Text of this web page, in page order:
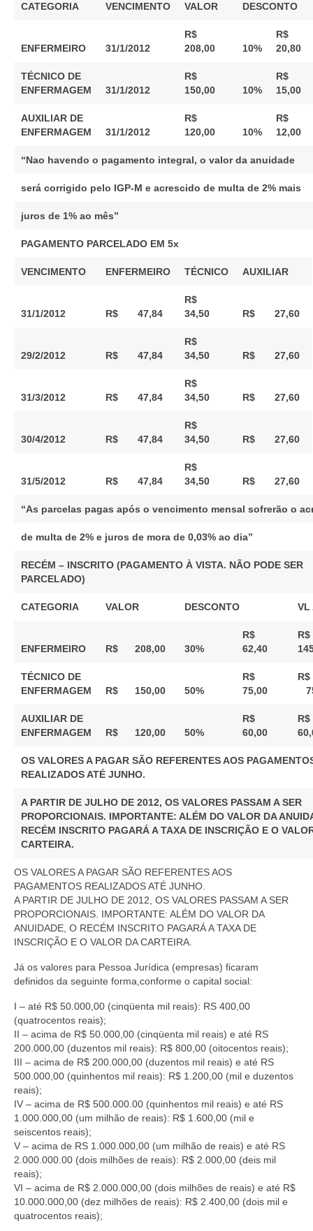
Para Você
Clube de Vantagens
Reserva de auditório
Notícias
Ouvidoria
Contatos
Fale Conosco
NEP
CATEGORIA VENCIMENTO VALOR DESCONTO
ENFERMEIRO 31/1/2012
R$
208,00
10%
R$
20,80
TÉCNICO DE
ENFERMAGEM
31/1/2012
R$
150,00
10%
R$
15,00
AUXILIAR DE
ENFERMAGEM
31/1/2012
R$
120,00
10%
R$
12,00
“Nao havendo o pagamento integral, o valor da anuidade
será corrigido pelo IGP-M e acrescido de multa de 2% mais
juros de 1% ao mês”
PAGAMENTO PARCELADO EM 5x
VENCIMENTO ENFERMEIRO TÉCNICO AUXILIAR
31/1/2012 R$ 47,84
R$
34,50
R$ 27,60
29/2/2012 R$ 47,84
R$
34,50
R$ 27,60
31/3/2012 R$ 47,84
R$
34,50
R$ 27,60
30/4/2012 R$ 47,84
R$
34,50
R$ 27,60
31/5/2012 R$ 47,84
R$
34,50
R$ 27,60
“As parcelas pagas após o vencimento mensal sofrerão o
de multa de 2% e juros de mora de 0,03% ao dia”
RECÉM – INSCRITO (PAGAMENTO À VISTA. NÃO PODE SER
PARCELADO)
CATEGORIA VALOR DESCONTO VL
ENFERMEIRO R$ 208,00 30%
R$
62,40
TÉCNICO DE
ENFERMAGEM
R$ 150,00 50%
R$
75,00
AUXILIAR DE
ENFERMAGEM
R$ 120,00 50%
R$
60,00
OS VALORES A PAGAR SÃO REFERENTES AOS
REALIZADOS ATÉ JUNHO.
A PARTIR DE JULHO DE 2012, OS VALORES PASSAM A SER
PROPORCIONAIS. IMPORTANTE: ALÉM DO VALOR DA
RECÉM INSCRITO PAGARÁ A TAXA DE INSCRIÇÃO E O
CARTEIRA.
OS VALORES A PAGAR SÃO REFERENTES AOS
PAGAMENTOS REALIZADOS ATÉ JUNHO.
A PARTIR DE JULHO DE 2012, OS VALORES PASSAM A SER
PROPORCIONAIS. IMPORTANTE: ALÉM DO VALOR DA
ANUIDADE, O RECÉM INSCRITO PAGARÁ A TAXA DE
INSCRIÇÃO E O VALOR DA CARTEIRA.
Já os valores para Pessoa Jurídica (empresas) ficaram
definidos da seguinte forma,conforme o capital social:
I – até R$ 50.000,00 (cinqüenta mil reais): RS 400,00
(quatrocentos reais);
II – acima de R$ 50.000,00 (cinqüenta mil reais) e até RS
200.000,00 (duzentos mil reais): R$ 800,00 (oitocentos reais);
III – acima de R$ 200.000,00 (duzentos mil reais) e até RS
500.000,00 (quinhentos mil reais): R$ 1.200,00 (mil e duzentos
reais);
IV – acima de R$ 500.000.00 (quinhentos mil reais) e até RS
1.000.000,00 (um milhão de reais): R$ 1.600,00 (mil e
seiscentos reais);
V – acima de RS 1.000.000,00 (um milhão de reais) e até RS
2.000.000.00 (dois milhões de reais): R$ 2.000,00 (deis mil
reais);
VI – acima de R$ 2.000.000,00 (dois milhões de reais) e até R$
10.000.000,00 (dez milhões de reais): R$ 2.400,00 (dois mil e
quatrocentos reais);